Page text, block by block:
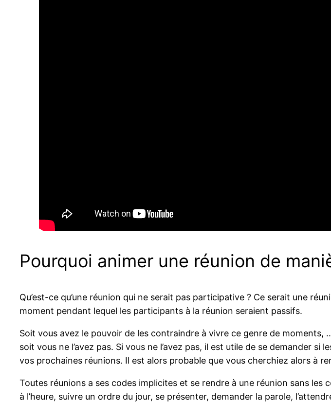
Pourquoi animer une réunion de
Qu’est-ce qu’une réunion qui ne serait pas participative ? Ce serait une
moment pendant lequel les participants à la réunion seraient passifs.
Soit vous avez le pouvoir de les contraindre à vivre ce genre de
soit vous ne l’avez pas. Si vous ne l’avez pas, il est utile de se demander
vos prochaines réunions. Il est alors probable que vous cherchiez alors à
Toutes réunions a ses codes implicites et se rendre à une réunion sans les
à l’heure, suivre un ordre du jour, se présenter, demander la parole,